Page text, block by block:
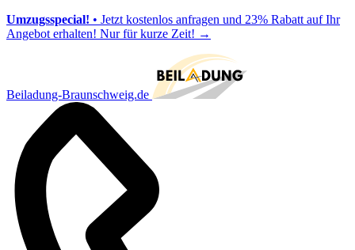
Umzugsspecial! • Jetzt kostenlos anfragen und 23% Rabatt auf Ihr
Angebot erhalten! Nur für kurze Zeit! →
Beiladung-Braunschweig.de